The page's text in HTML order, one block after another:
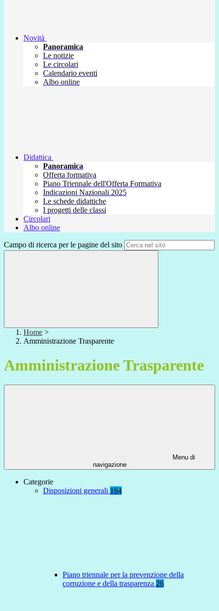
Novità
Panoramica
Le notizie
Le circolari
Calendario eventi
Albo online
Didattica
Panoramica
Offerta formativa
Piano Triennale dell'Offerta Formativa
Indicazioni Nazionali 2025
Le schede didattiche
I progetti delle classi
Circolari
Albo online
Campo di ricerca per le pagine del sito
Home >
Amministrazione Trasparente
Amministrazione Trasparente
Menu di
navigazione
Categorie
Disposizioni generali 164
Piano triennale per la prevenzione della
corruzione e della trasparenza 26